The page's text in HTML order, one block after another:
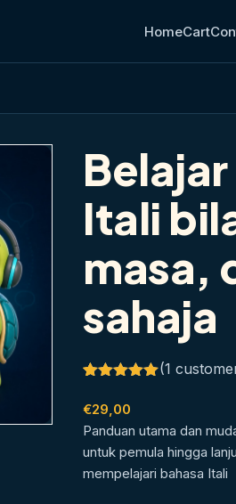
HomeCart
Itali
masa,
sahaja
out of 5
based on
customer
rating
(1
€29,00
Panduan utama dan
untuk pemula hingga
mempelajari bahasa Itali